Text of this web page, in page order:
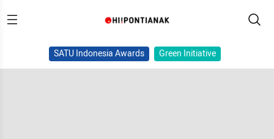
SATU Indonesia Awards Green Initiative